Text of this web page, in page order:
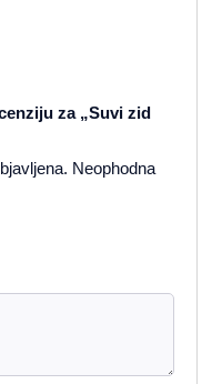
za „Suvi zid
Neophodna